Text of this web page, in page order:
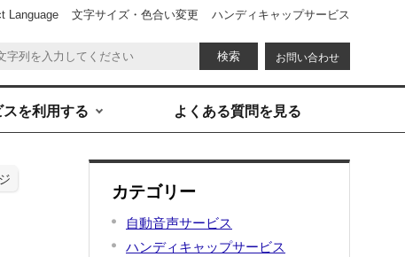
お問い合わせ
Language 文字サイズ・色合い変更 ハンディキャップサービス
を利用する よくある質問を見る
カテゴリー
自動音声サービス
ハンディキャップサービス